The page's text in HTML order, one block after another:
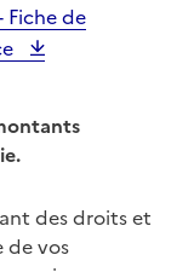
Fiche de
des droits et
de vos